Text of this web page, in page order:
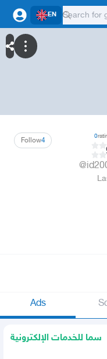
EN
4
Follow 0
Ads
سما للخدمات الإلكترونية